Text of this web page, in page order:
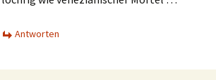
Antworten